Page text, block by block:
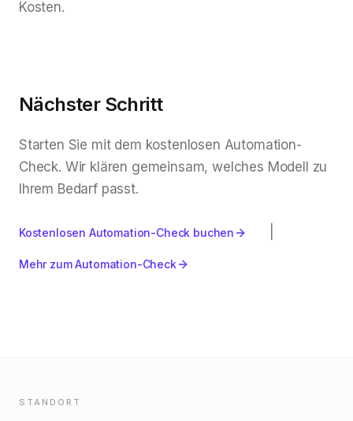
Kosten.
Nächster Schritt
Starten Sie mit dem kostenlosen Automation-
Check. Wir klären gemeinsam, welches Modell zu
Ihrem Bedarf passt.
Kostenlosen Automation-Check buchen
Mehr zum Automation-Check
STANDORT